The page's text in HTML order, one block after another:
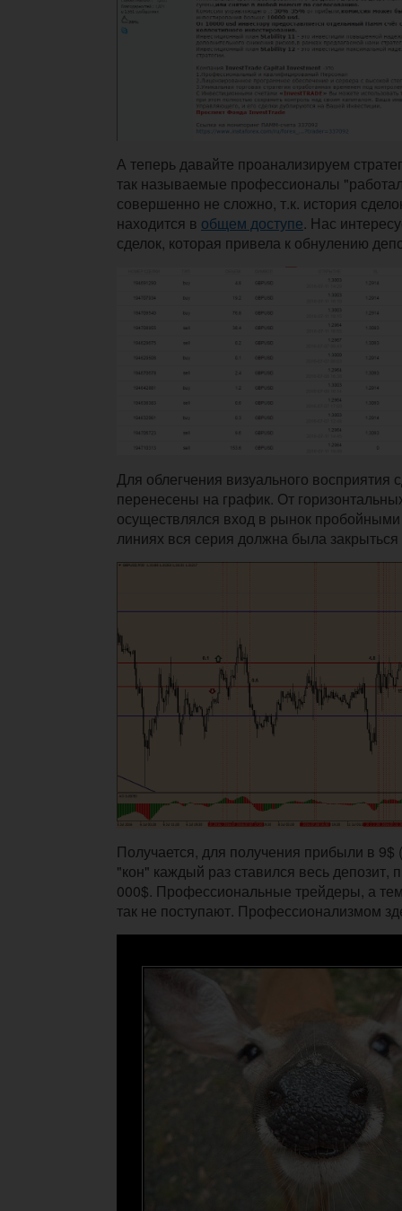
А теперь давайте проанализируем
так называемые профессионалы
совершенно не сложно, т.к. история
находится в общем доступе. Нас
сделок, которая привела к обнулению
Для облегчения визуального восприятия
перенесены на график. От
осуществлялся вход в рынок
линиях вся серия должна была
Получается, для получения прибыли в 9$
"кон" каждый раз ставился весь
000$. Профессиональные трейдеры, а
так не поступают. Профессионализмом